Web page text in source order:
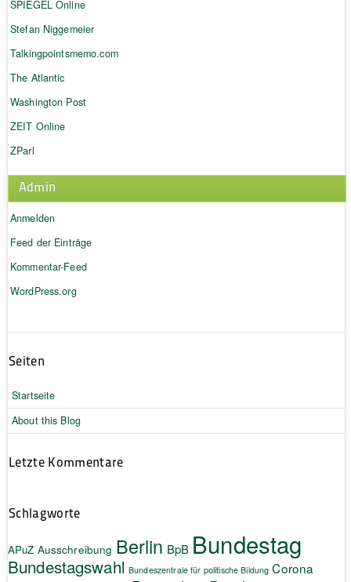
SPIEGEL Online
Stefan Niggemeier
Talkingpointsmemo.com
The Atlantic
Washington Post
ZEIT Online
ZParl
Admin
Anmelden
Feed der Einträge
Kommentar-Feed
WordPress.org
Seiten
Startseite
About this Blog
Letzte Kommentare
Schlagworte
APuZ Ausschreibung Berlin BpB Bundestag
Bundestagswahl Bundeszentrale für politische Bildung Corona